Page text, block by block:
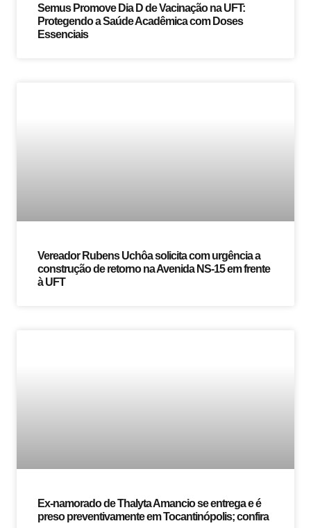
Semus Promove Dia D de Vacinação na UFT:
Protegendo a Saúde Acadêmica com Doses
Essenciais
Vereador Rubens Uchôa solicita com urgência a
construção de retorno na Avenida NS-15 em frente
à UFT
Ex-namorado de Thalyta Amancio se entrega e é
preso preventivamente em Tocantinópolis; confira